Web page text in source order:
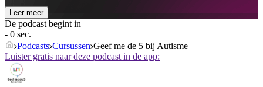
Leer meer
De podcast begint in
- 0 sec.
Podcasts Cursussen Geef me de 5 bij Autisme
Luister gratis naar deze podcast in de app: